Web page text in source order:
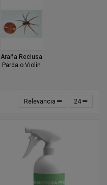
Araña Reclusa
Parda o Violín
Relevancia 24